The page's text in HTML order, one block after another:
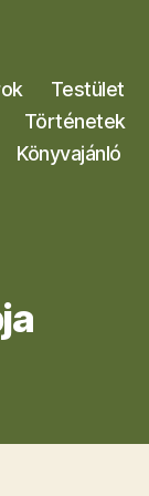
Testület
Történetek
Könyvajánló